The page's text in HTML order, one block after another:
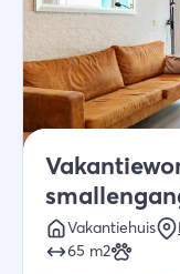
Vakantiehuis
65 m2